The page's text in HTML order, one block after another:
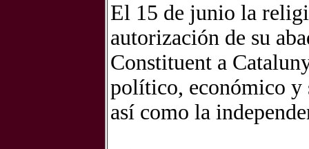
El 15 de junio la
autorización de su
Constituent a
político, económico
así como la